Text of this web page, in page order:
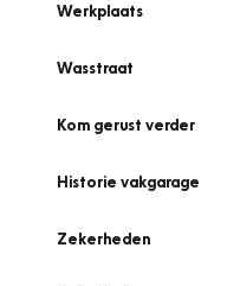
Werkplaats
Wasstraat
Kom gerust verder
Historie vakgarage
Zekerheden